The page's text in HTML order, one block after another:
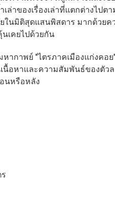
เล่าของเรื่องเล่าที่แตกต่างไ
ยในมิติสุดแสนพิสดาร มากด้ว
เคยไปด้วยกัน
ากาพย์ "ไตรภาคเมืองแก่งคอ
นื้อหาและความสัมพันธ์ของตัว
นหรือหลัง